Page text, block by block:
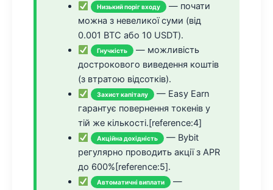
Низький поріг входу
— почати
можна з невеликої суми (від
0.001 BTC або 10 USDT).
Гнучкість
— можливість
дострокового виведення коштів
(з втратою відсотків).
Захист капіталу
— Easy Earn
гарантує повернення токенів у
тій же кількості.[reference:4]
Акційна дохідність
— Bybit
регулярно проводить акції з APR
до 600%[reference:5].
Автоматичні виплати
—